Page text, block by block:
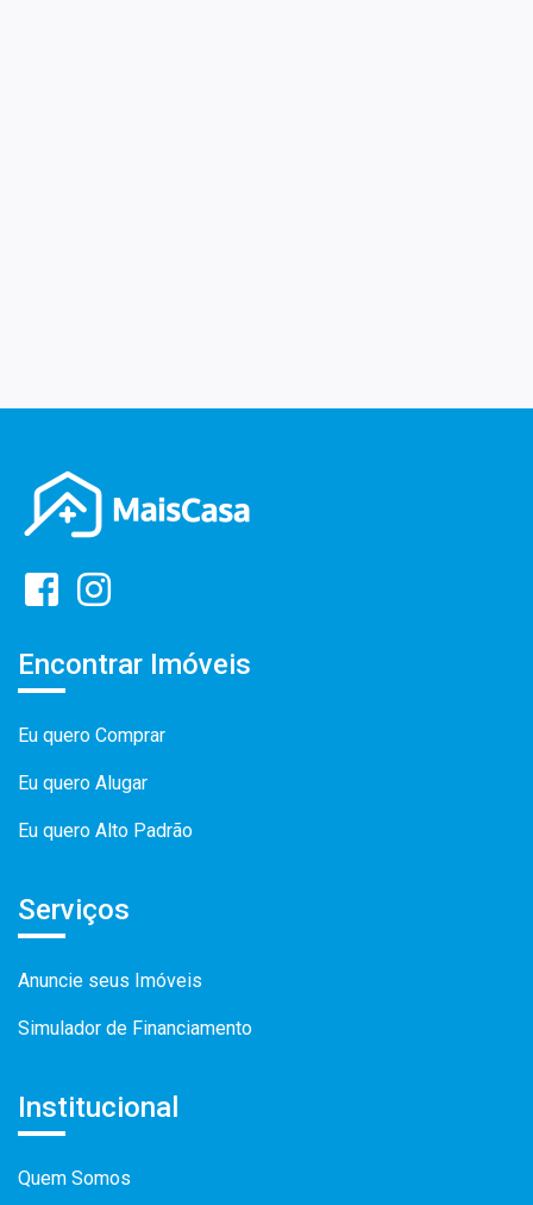
Encontrar Imóveis
Eu quero Comprar
Eu quero Alugar
Eu quero Alto Padrão
Serviços
Anuncie seus Imóveis
Simulador de Financiamento
Institucional
Quem Somos